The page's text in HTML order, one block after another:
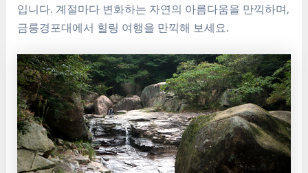
입니다. 계절마다 변화하는 자연의 아름다움을 만끽하며,
금릉경포대에서 힐링 여행을 만끽해 보세요.